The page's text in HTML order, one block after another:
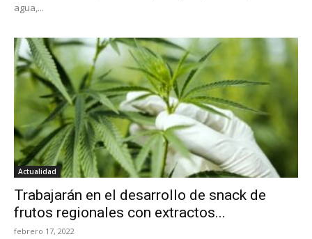
agua,...
Actualidad
Trabajarán en el desarrollo de snack de
frutos regionales con extractos...
febrero 17, 2022